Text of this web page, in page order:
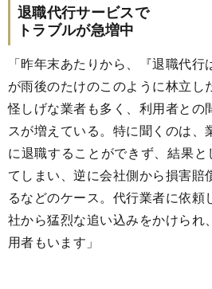
退職代行サービスで
トラブルが急増中
「昨年末あたりから、『退職代
が雨後のたけのこのように林立し
怪しげな業者も多く、利用者との
スが増えている。特に聞くのは、
に退職することができず、結果と
てしまい、逆に会社側から損害賠
るなどのケース。代行業者に依頼
社から猛烈な追い込みをかけられ
用者もいます」